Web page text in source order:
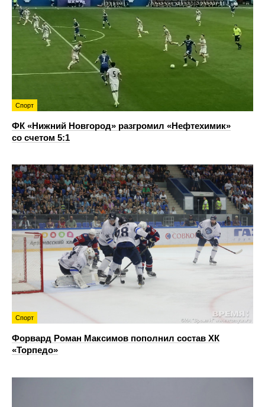
Спорт
ФК «Нижний Новгород» разгромил «Нефтехимик»
со счетом 5:1
Спорт
Форвард Роман Максимов пополнил состав ХК
«Торпедо»